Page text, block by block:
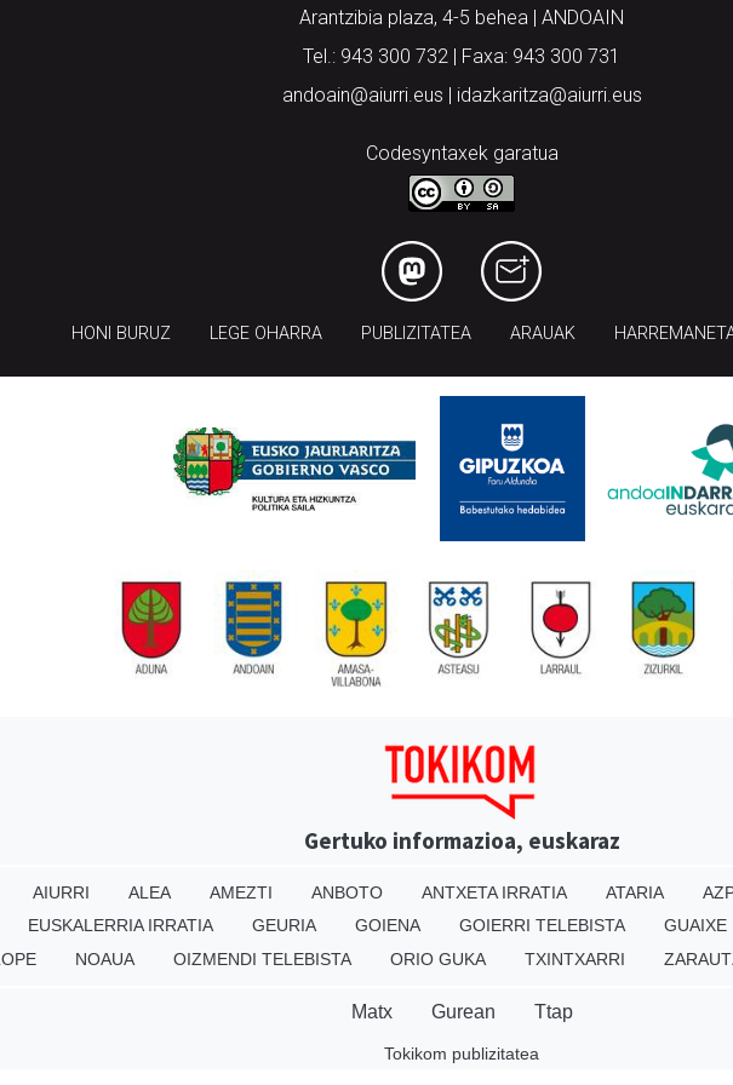
Arantzibia plaza, 4-5 behea | ANDOAIN
Tel.: 943 300 732 | Faxa: 943 300 731
andoain@aiurri.eus | idazkaritza@aiurri.eus
Codesyntaxek garatua
HONI BURUZ LEGE OHARRA PUBLIZITATEA ARAUAK
Gertuko informazioa, euskaraz
AIURRI ALEA AMEZTI ANBOTO ANTXETA IRRATIA ATARIA
EUSKALERRIA IRRATIA GEURIA GOIENA GOIERRI TELEBISTA GUAIXE
NOAUA OIZMENDI TELEBISTA ORIO GUKA TXINTXARRI
Matx Gurean Ttap
Tokikom publizitatea